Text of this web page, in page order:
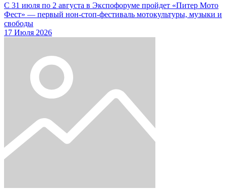
С 31 июля по 2 августа в Экспофоруме пройдет «Питер Мото
Фест» — первый нон-стоп-фестиваль мотокультуры, музыки и
свободы
17 Июля 2026